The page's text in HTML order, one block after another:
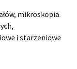
mikroskopia
i starzeniowe